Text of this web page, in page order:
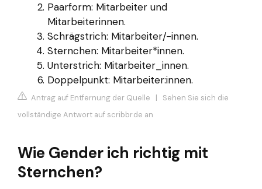
Paarform: Mitarbeiter und
Mitarbeiterinnen.
Schrägstrich: Mitarbeiter/-innen.
Sternchen: Mitarbeiter*innen.
Unterstrich: Mitarbeiter_innen.
Doppelpunkt: Mitarbeiter:innen.
Antrag auf Entfernung der Quelle | Sehen Sie sich die
vollständige Antwort auf scribbr.de an
Wie Gender ich richtig mit
Sternchen?